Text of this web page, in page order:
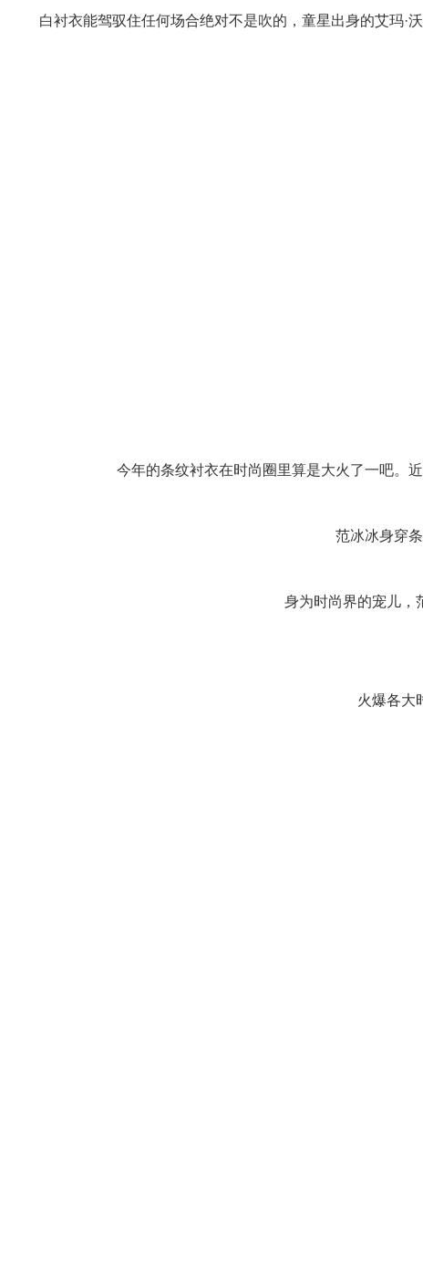
白衬衣能驾驭住任何场合绝对不是吹的，童星出身的艾玛·沃
今年的条纹衬衣在时尚圈里算是大火了一吧。近
范冰冰身穿条
身为时尚界的宠儿，范
火爆各大时